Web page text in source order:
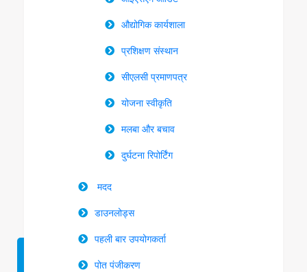
औद्योगिक कार्यशाला
प्रशिक्षण संस्थान
सीएलसी प्रमाणपत्र
योजना स्वीकृति
मलबा और बचाव
दुर्घटना रिपोर्टिंग
मदद
डाउनलोड्स
पहली बार उपयोगकर्ता
पोत पंजीकरण